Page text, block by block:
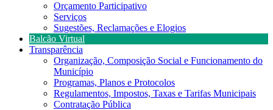
Orçamento Participativo
Serviços
Sugestões, Reclamações e Elogios
Balcão Virtual
Transparência
Organização, Composição Social e Funcionamento do
Município
Programas, Planos e Protocolos
Regulamentos, Impostos, Taxas e Tarifas Municipais
Contratação Pública